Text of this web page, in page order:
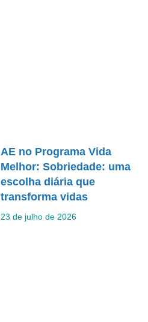
AE no Programa Vida
Melhor: Sobriedade: uma
escolha diária que
transforma vidas
23 de julho de 2026